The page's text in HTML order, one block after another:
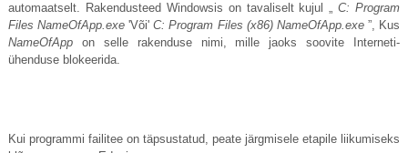
automaatselt. Rakendusteed Windowsis on tavaliselt kujul „C: Program
FilesNameOfApp.exe 'Või'C: Program Files (x86) NameOfApp.exe”, Kus
NameOfAppon selle rakenduse nimi, mille jaoks soovite Interneti-
ühenduse blokeerida.
Kui programmi failitee on täpsustatud, peate järgmisele etapile liikumiseks